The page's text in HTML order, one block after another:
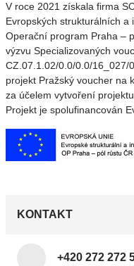
V roce 2021 získala firma
Evropských strukturálních
Operační program Praha –
výzvu Specializovaných
CZ.07.1.02/0.0/0.0/16_027/
projekt Pražský voucher na
za účelem vytvoření
Projekt je spolufinancován
KONTAKT
+420 272 272